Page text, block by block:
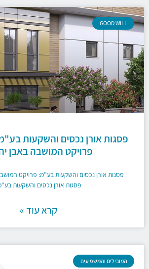
GOOD WILL
פסגות אורן נכסים והשקעות
פרויקט המושבה באבן
פסגות אורן נכסים והשקעות בע"מ: פרויקט
פסגות אורן נכסים והשקעות
קרא עוד »
המובילים והמשפיעים